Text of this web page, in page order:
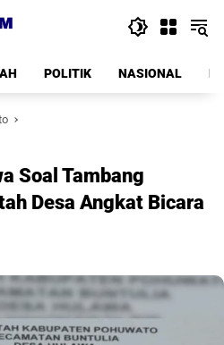
POLITIK NASIONAL
Soal Tambang
Desa Angkat Bicara